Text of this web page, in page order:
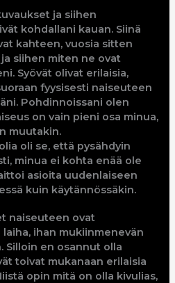
ja siihen
kohdallani kauan. Siinä
kahteen, vuosia sitten
siihen miten ne ovat
Syövät olivat erilaisia,
fyysisesti naiseuteen
Pohdinnoissani olen
on vain pieni osa minua,
muutakin.
oli se, että pysähdyin
minua ei kohta enää ole
asioita uudenlaiseen
kuin käytännössäkin.
naiseuteen ovat
ihan mukiinmenevän
Silloin en osannut olla
toivat mukanaan erilaisia
opin mitä on olla kivulias,